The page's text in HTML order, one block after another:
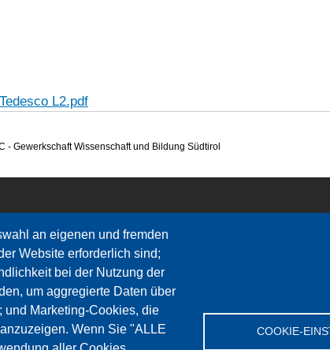
an eigenen und fremden
Website erforderlich sind;
bei der Nutzung der
um aggregierte Daten über
und Marketing-Cookies, die
Wenn Sie "ALLE
COOKIE-
L2.pdf
Wissenschaft und Bildung Südtirol